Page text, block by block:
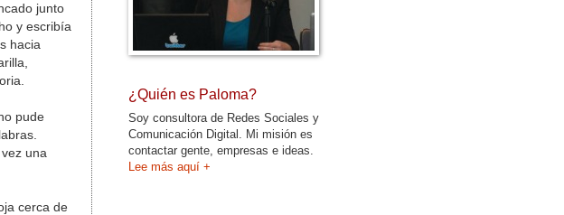
junto
y escribía
hacia
pude
una
cerca de
¿Quién es Paloma?
Soy consultora de Redes Sociales y
Comunicación Digital. Mi misión es
contactar gente, empresas e ideas.
Lee más aquí +